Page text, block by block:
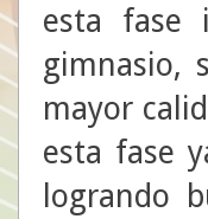
esta fase
gimnasio,
mayor
esta fase
logrando